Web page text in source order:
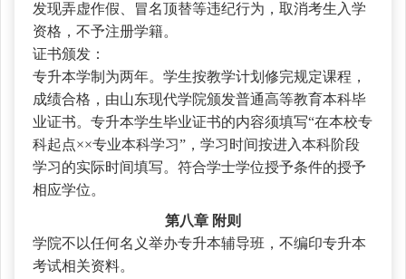
发现弄虚作假、冒名顶替等违纪行为，取消考生入学
资格，不予注册学籍。
证书颁发：
专升本学制为两年。学生按教学计划修完规定课程，
成绩合格，由山东现代学院颁发普通高等教育本科毕
业证书。专升本学生毕业证书的内容须填写“在本校专
科起点××专业本科学习”，学习时间按进入本科阶段
学习的实际时间填写。符合学士学位授予条件的授予
相应学位。
第八章 附则
学院不以任何名义举办专升本辅导班，不编印专升本
考试相关资料。